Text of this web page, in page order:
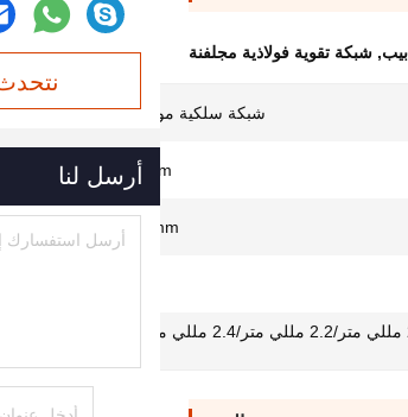
, شبكة تقوية فولاذية مجلفنة
شبكة سلكية موازنة خط الأنابيب
140m ، 280m أو مخصصة
190.5mm أو مخصص خاص
أرسل لنا